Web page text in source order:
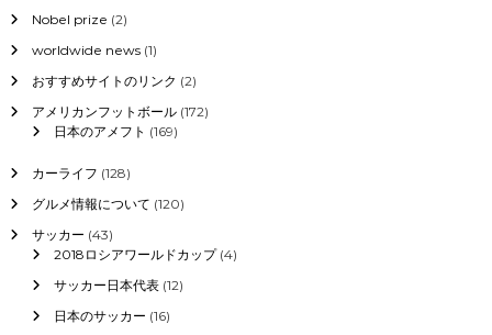
Nobel prize (2)
worldwide news(1)
おすすめサイトのリンク (2)
アメリカンフットボール(172)
日本のアメフト (169)
カーライフ (128)
グルメ情報について (120)
サッカー (43)
2018ロシアワールドカップ(4)
サッカー日本代表(12)
日本のサッカー (16)